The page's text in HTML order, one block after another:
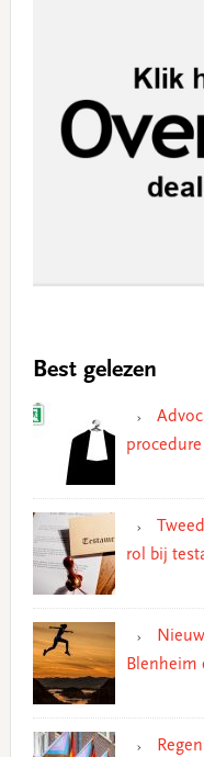
Best gelezen
procedure
rol bij
Blenheim